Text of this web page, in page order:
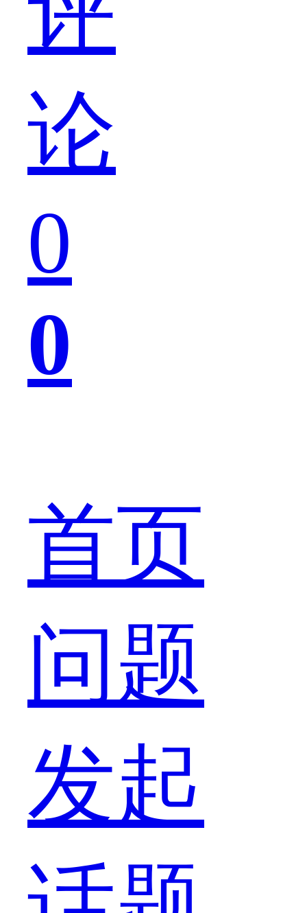
机
的
拍
照
功
能，
向
来
论
0
0
首页
问题
发起